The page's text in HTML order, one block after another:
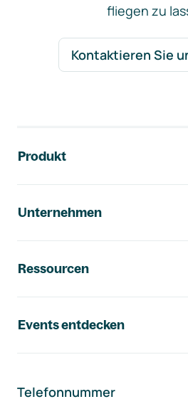
fliegen zu
Kontaktieren Sie
Produkt
Unternehmen
Ressourcen
Events entdecken
Telefonnummer